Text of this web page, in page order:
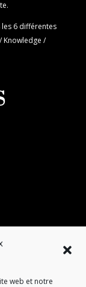
web et notre
6 différentes
Knowledge /